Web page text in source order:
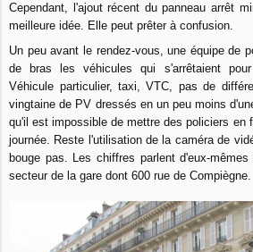
Cependant, l'ajout récent du panneau arrêt
meilleure idée. Elle peut prêter à confusion.
Un peu avant le rendez-vous, une équipe de
de bras les véhicules qui s'arrêtaient
Véhicule particulier, taxi, VTC, pas de
vingtaine de PV dressés en un peu moins
qu'il est impossible de mettre des policiers en
journée. Reste l'utilisation de la caméra de
bouge pas. Les chiffres parlent d'eux-
secteur de la gare dont 600 rue de Compiègne.